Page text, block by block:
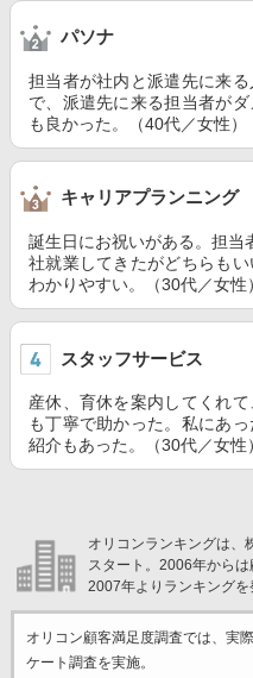
パソナ
担当者が社内と派遣先に来
で、派遣先に来る担当者が
も良かった。（40代／女性）
キャリアプランニング
誕生日にお祝いがある。担当
社就業してきたがどちらも
わかりやすい。（30代／女性）
スタッフサービス
産休、育休を案内してくれ
も丁寧で助かった。私にあ
紹介もあった。（30代／女性）
オリコンランキングは、
スタート。2006年からは
2007年よりランキングを
オリコン顧客満足度調査では、実
ケート調査を実施。